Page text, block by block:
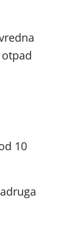
10